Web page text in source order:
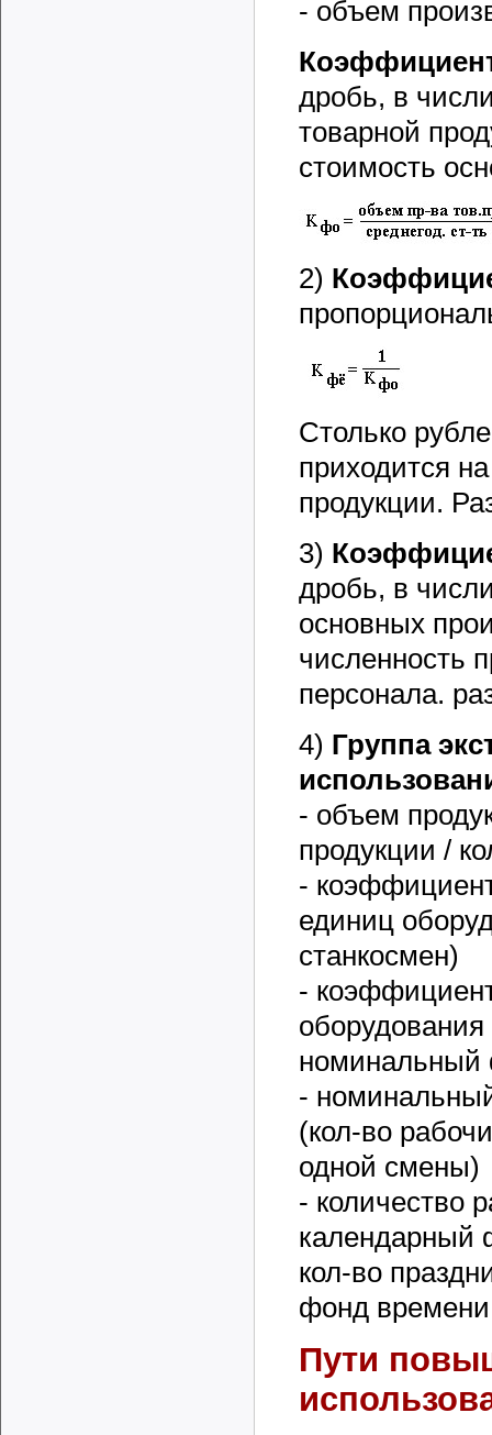
- объем
дробь, в
товарной
стоимость
2)
Столько
приходится
продукции.
3)
дробь, в
основных
численность
персонала.
4) Группа
- объем
продукции /
-
единиц
станкосмен)
-
номинальный
-
(кол-во
одной смены)
- количество
календарный
кол-во
фонд
Пути